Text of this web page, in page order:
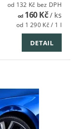
od 132 Kč bez DPH
od160 Kč/ ks
od 1 290 Kč / 1 l
DETAIL